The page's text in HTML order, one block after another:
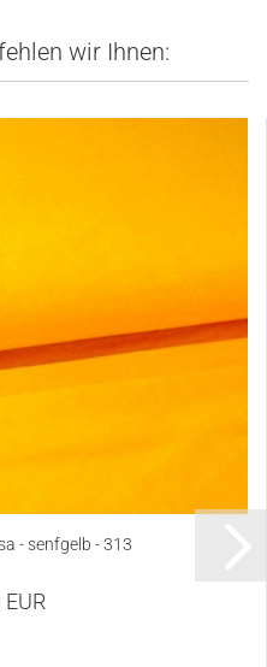
wir Ihnen:
- senfgelb - 313